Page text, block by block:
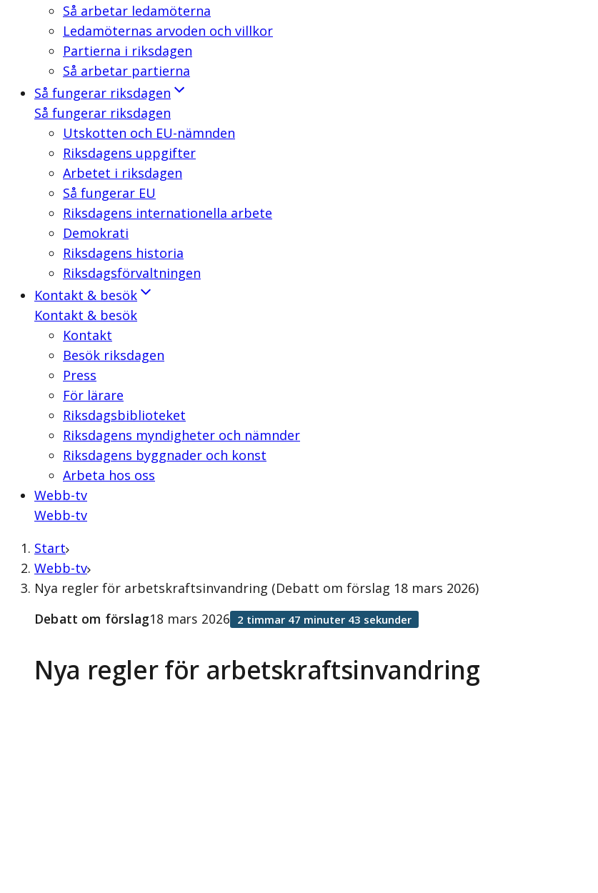
Så arbetar ledamöterna
Ledamöternas arvoden och villkor
Partierna i riksdagen
Så arbetar partierna
Så fungerar riksdagen
Så fungerar riksdagen
Utskotten och EU-nämnden
Riksdagens uppgifter
Arbetet i riksdagen
Så fungerar EU
Riksdagens internationella arbete
Demokrati
Riksdagens historia
Riksdagsförvaltningen
Kontakt & besök
Kontakt & besök
Kontakt
Besök riksdagen
Press
För lärare
Riksdagsbiblioteket
Riksdagens myndigheter och nämnder
Riksdagens byggnader och konst
Arbeta hos oss
Webb-tv
Webb-tv
Start
Webb-tv
Nya regler för arbetskraftsinvandring (Debatt om förslag 18 mars 2026)
Nya regler för arbetskraftsinvandring
Debatt om förslag18 mars 2026 2 timmar 47 minuter 43 sekunder